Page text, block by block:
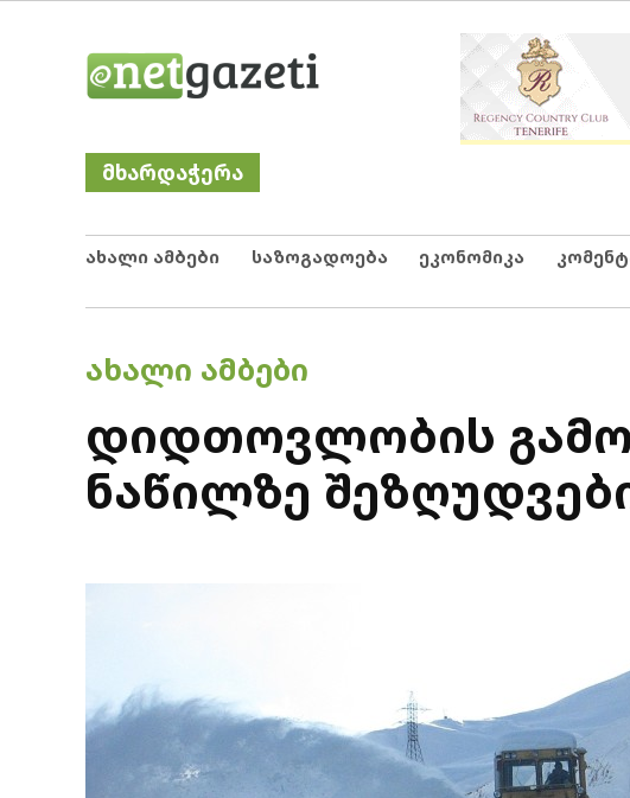
Netgazeti
მხარდაჭერა
ახალი ამბები საზოგადოება ეკონომიკა
POSTED
ᲐᲮᲐᲚᲘ ᲐᲛᲑᲔᲑᲘ
დიდთოვლობის
ნაწილზე